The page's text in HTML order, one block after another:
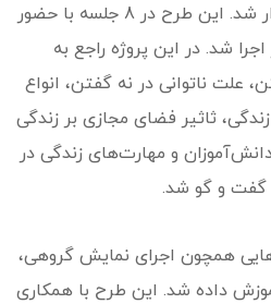
نوجوانان در این استان برگزار شد. این طرح در 8 جلسه با حضور
اجرا شد. در این پروژه راجع به
علت ناتوانی در نه گفتن، انواع
ثاثیر فضای مجازی بر زندگی
و مهارت‌های زندگی در
گفت و گو شد.
همچون اجرای نمایش گروهی،
داده شد. این طرح با همکاری